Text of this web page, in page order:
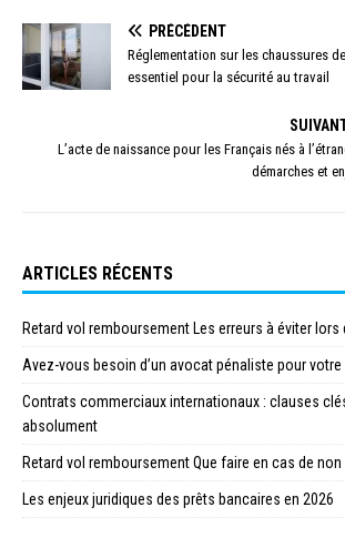
PRÉCÉDENT
Réglementation sur les chaussures
essentiel pour la sécurité au travail
L’acte de naissance pour les Français nés à
démarches et
ARTICLES RÉCENTS
Retard vol remboursement Les erreurs à éviter lors
Avez-vous besoin d’un avocat pénaliste pour
Contrats commerciaux internationaux : clauses
absolument
Retard vol remboursement Que faire en cas de
Les enjeux juridiques des prêts bancaires en 2026